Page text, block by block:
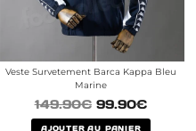
Veste Survetement Barca Kappa Bleu
Marine
149.90€ 99.90€
AJOUTER AU PANIER